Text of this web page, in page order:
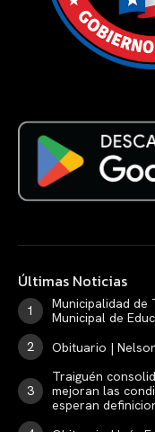
Últimas Noticias
Municipalidad de
Municipal de
Obituario |
Traiguén
mejoran las
esperan